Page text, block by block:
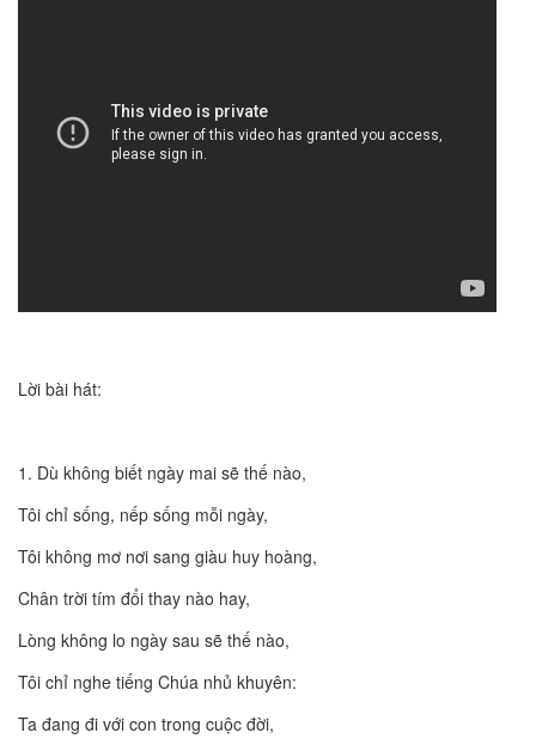
Lời bài hát:
1. Dù không biết ngày mai sẽ thế nào,
Tôi chỉ sống, nếp sống mỗi ngày,
Tôi không mơ nơi sang giàu huy hoàng,
Chân trời tím đổi thay nào hay,
Lòng không lo ngày sau sẽ thế nào,
Tôi chỉ nghe tiếng Chúa nhủ khuyên:
Ta đang đi với con trong cuộc đời,